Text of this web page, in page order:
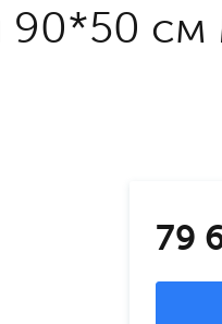
90*50
79